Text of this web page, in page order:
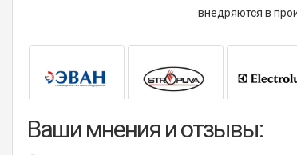
внедряются в
Ваши мнения и отзывы: